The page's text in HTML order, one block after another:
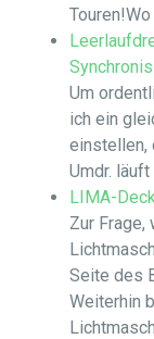
Um
ich ein
einstellen,
Umdr. läuft
LIMA-
Zur
Seite des
Weiterhin